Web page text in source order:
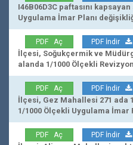
I46B06D3C paftasını
Uygulama İmar Planı
PDF Aç PDF İndir
İlçesi, Soğukçermik ve
alanda 1/1000 Ölçekli
PDF Aç PDF İndir
İlçesi, Gez Mahallesi 271 ada
1/1000 Ölçekli Uygulama İmar
PDF Aç PDF İndir